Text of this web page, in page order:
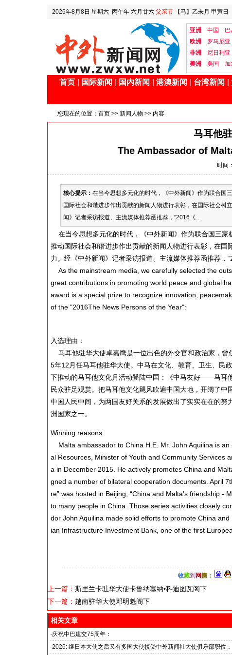
2026年8月8日 星期六 丙午年 六月廿六 父亲节 【马】乙未月 甲寅日
亚洲 中国
欧洲
罗马尼亚
非洲
尼日利亚
美洲
美国 加
首页 国际新闻 国内新闻 港澳新闻 台湾新闻
您现在的位置： 首页 >> 新闻人物 >> 内容
马耳他
The Ambassador of
时间
核心提示： 在当今思想多元化的时代，《中外新闻》作为联合国
国际社会和谐进步作出贡献的新闻人物进行表彰，在国际社会树
闻》记者采访报道、主流媒体推荐函推荐，“2016《...
在当今思想多元化的时代，《中外新闻》作为联合国三家
推动国际社会和谐进步作出贡献的新闻人物进行表彰，在
力。经《中外新闻》记者采访报道、主流媒体推荐函推荐，
As the mainstream media, we carefully selected the
great contributions in promoting world peace and global
award is a special prize to recognize innovation,
of the "2016The News Persons of the Year":
入选理由：
马耳他驻华大使卓嘉鹰是一位出色的外交官和政治家，曾
5年12月任马耳他驻华大使。中马在文化、教育、卫生、民
下推动的马耳他文化月活动登陆中国：《中马友好——马耳
民众驻足观赏。把马耳他文化飓风吹遍中国大地，开阔了
中国人民中间，为两国友好关系的发展做出了实实在在的
洲国家之一。
Winning reasons:
Malta ambassador to China H.E. Mr. John Aquilina is
al Resources, Minister of Youth and Community Services
a in December 2015. He actively promotes China and
gned a number of bilateral cooperation documents. April
re” was hosted in Beijing, “China and Malta’s friendship
to many people in China. Those series activities closely
dor John Aquilina made solid efforts to promote China
ian Infrastructure Investment Bank, one of the first
收藏到 网摘：
上一篇： 斯里兰卡驻华大使卡鲁纳塞纳•科迪图瓦阁下
下一篇： 越南驻华大使邓明魁阁下
相关文章
·庆祝中巴建交75周年：
韦燕总裁同多国大使出席巴基斯坦驻华大使馆举办“芒果节”
·2026: 继日本大使之后又有多国大使接受中外新闻社大使俱乐部职位：